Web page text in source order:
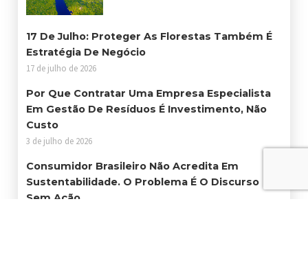
17 De Julho: Proteger As Florestas Também É
Estratégia De Negócio
17 de julho de 2026
Por Que Contratar Uma Empresa Especialista
Em Gestão De Resíduos É Investimento, Não
Custo
3 de julho de 2026
Consumidor Brasileiro Não Acredita Em
Sustentabilidade. O Problema É O Discurso
Sem Ação